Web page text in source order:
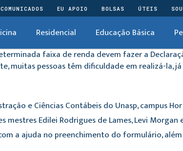
COMUNICADOS EU APOIO BOLSAS ÚTEIS
Residencial Educação Básica
faixa de renda devem fazer a
muitas pessoas têm dificuldade em realizá-la,
e Ciências Contábeis do Unasp, campus
Edilei Rodrigues de Lames, Levi Morgan
a ajuda no preenchimento do formulário,